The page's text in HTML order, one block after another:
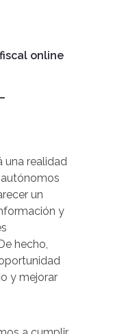
online
una realidad
un
y
hecho,
y mejorar